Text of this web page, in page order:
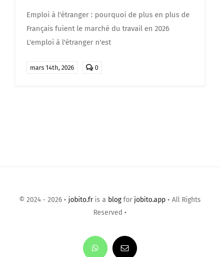
Emploi à l'étranger : pourquoi de plus en plus de
Français fuient le marché du travail en 2026
L'emploi à l'étranger n'est
mars 14th, 2026 0comments
en
© 2024 - 2026 • jobito.fris a blogfor jobito.app • All Rights
Reserved •